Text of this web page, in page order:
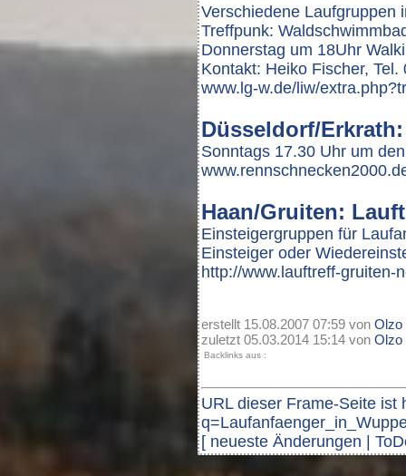
Verschiedene Laufgruppen
Treffpunk:
Donnerstag um 18Uhr
Kontakt: Heiko Fischer, Tel.
www.lg-w.de/liw/
Düsseldorf/
Sonntags 17.30 Uhr um
Haan/Gruiten:
Einsteigergruppen für
Einsteiger oder
http://www.lauftreff-gruiten-
erstellt 15.08.2007 07:59 von Olzo
zuletzt 05.03.2014 15:14 von Olzo
Backlinks aus :
URL dieser Frame-Seite ist
[ neueste Änderungen